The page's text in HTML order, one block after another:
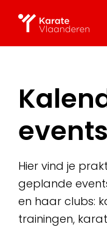
events
Hier vind je
geplande
en haar clubs:
trainingen,